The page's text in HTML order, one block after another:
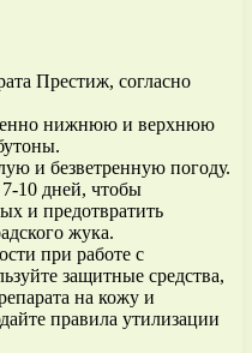
Престиж, согласно
нижнюю и верхнюю
и безветренную погоду.
7-10 дней, чтобы
и предотвратить
жука.
при работе с
защитные средства,
на кожу и
правила утилизации